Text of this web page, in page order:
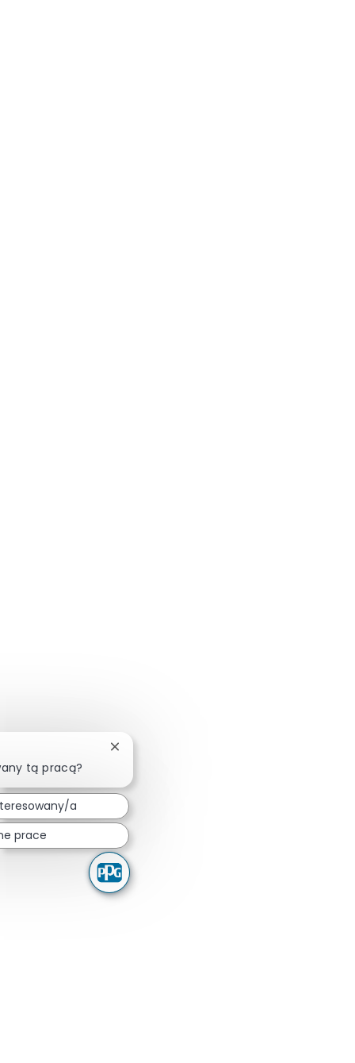
tą pracą?
Zamknij powiadomienie chatbota
a
prace